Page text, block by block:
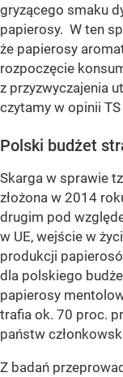
gryzącego smaku
papierosy. W ten
że papierosy
rozpoczęcie
z przyzwyczajenia
czytamy w opinii TS
Polski budżet
Skarga w sprawie
złożona w 2014
drugim pod
w UE, wejście w
produkcji
dla polskiego
papierosy
trafia ok. 70 proc.
państw
Z badań